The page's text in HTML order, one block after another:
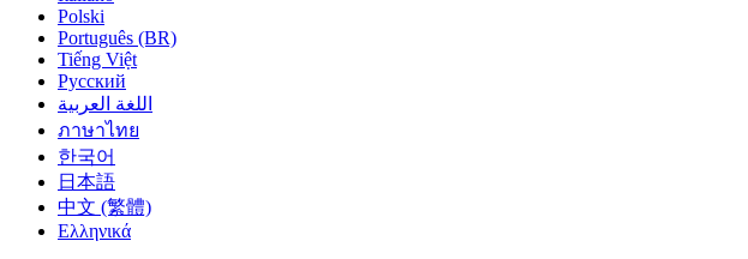
Polski
Português (BR)
Tiếng Việt
Русский
اللغة العربية
ภาษาไทย
한국어
日本語
中文 (繁體)
Ελληνικά